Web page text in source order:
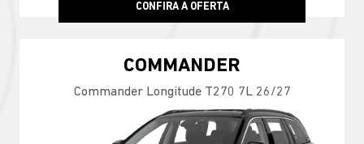
CONFIRA A OFERTA
COMMANDER
Commander Longitude T270 7L 26/27